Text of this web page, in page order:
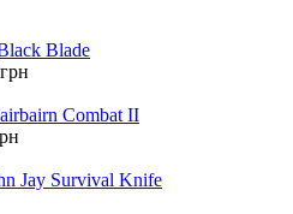
Blade
грн
Combat II
Jay Survival Knife